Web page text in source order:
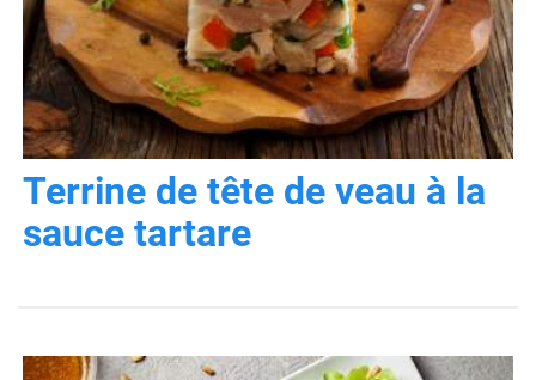
Terrine de tête de veau à la
sauce tartare